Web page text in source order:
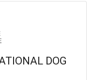
DOG